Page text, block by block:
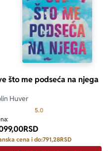
što me podseća na njega
Huver
5.0
RSD
cena i do:791,28RSD